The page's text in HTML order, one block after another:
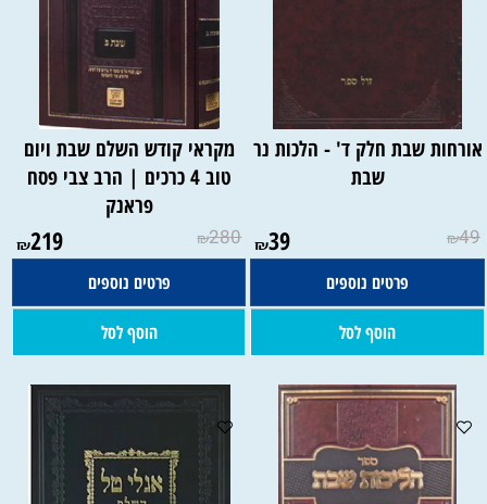
אורחות שבת חלק ד' - הלכות נר
שבת
₪49
₪39
פרטים נוספים
הוסף לסל
מקראי קודש השלם שבת ויום
טוב 4 כרכים | הרב צבי פסח
פראנק
₪280
₪219
פרטים נוספים
הוסף לסל